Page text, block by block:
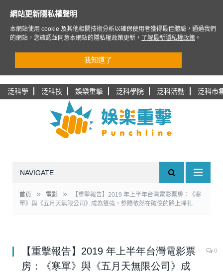
泛科學 泛科技 娛樂重擊 泛科學院 泛科活動 泛科市
NAVIGATE
首頁 » 電影 »
【重擊報告】2019 年上半年台灣電影票房：《寒
單》與《五月天無限公司》成為雙強，整體依然在破億的路上掙扎
【重擊報告】2019 年上半年台灣電影票
房：《寒單》與《五月天無限公司》成
0
網站更新隱私權聲明
本網站使用 cookie 及其他相關技術分析以確保使用者獲得最佳體驗，通過我們
的網站，您確認並同意本網站的隱私權政策更新，
了解最新隱私權政策 。
我知道了